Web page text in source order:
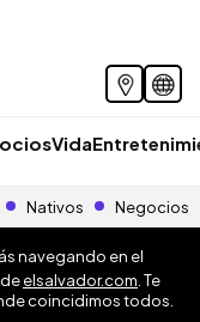
Vida
Nativos Negocios
navegando en el
elsalvador.com . Te
coincidimos todos.